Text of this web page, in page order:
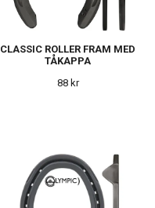
CLASSIC ROLLER FRAM MED
TÅKAPPA
88 kr